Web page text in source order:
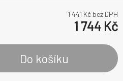
1 441 Kč bez DPH
1 744 Kč
Do košíku